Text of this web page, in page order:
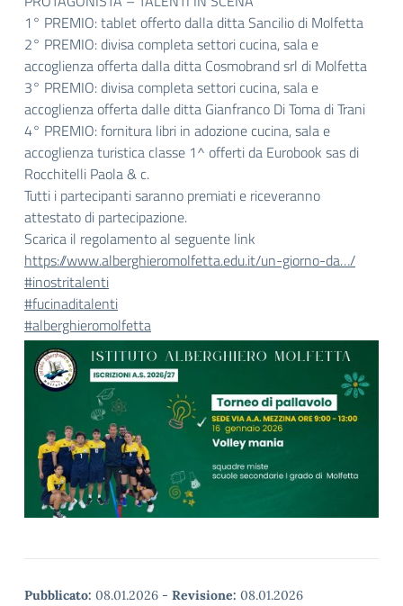
1° PREMIO: tablet offerto dalla ditta Sancilio di Molfetta
2° PREMIO: divisa completa settori cucina, sala e
accoglienza offerta dalla ditta Cosmobrand srl di Molfetta
3° PREMIO: divisa completa settori cucina, sala e
accoglienza offerta dalle ditta Gianfranco Di Toma di Trani
4° PREMIO: fornitura libri in adozione cucina, sala e
accoglienza turistica classe 1^ offerti da Eurobook sas di
Rocchitelli Paola & c.
Tutti i partecipanti saranno premiati e riceveranno
attestato di partecipazione.
Scarica il regolamento al seguente link
https://www.alberghieromolfetta.edu.it/un-giorno-da…/
#inostritalenti
#fucinaditalenti
#alberghieromolfetta
Pubblicato: 08.01.2026 - Revisione: 08.01.2026